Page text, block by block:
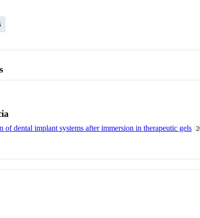
of dental implant systems after immersion in therapeutic gels